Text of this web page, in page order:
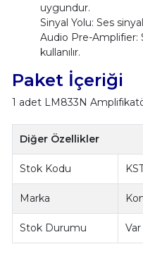
uygundur.
Sinyal Yolu: Ses
Audio Pre-Amplifier:
kullanılır.
Paket İçeriği
1 adet LM833N
Diğer Özellikler
Stok Kodu
Marka
Stok Durumu Var